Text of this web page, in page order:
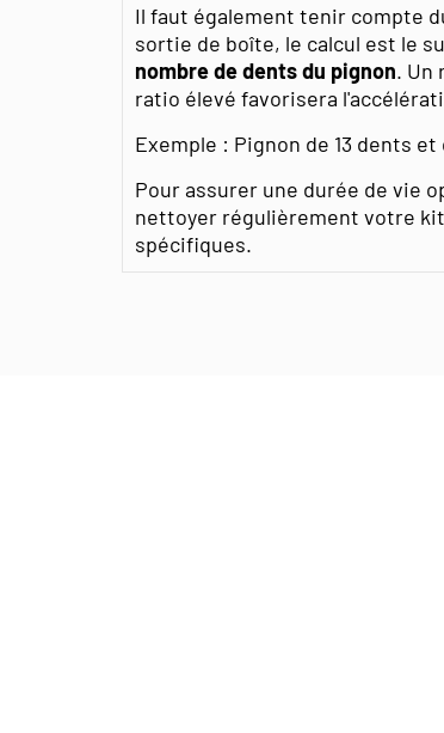
Il faut également tenir compte
sortie de boîte, le calcul est le
nombre de dents du pignon. Un
ratio élevé favorisera
Exemple : Pignon de 13 dents
Pour assurer une durée de vie
nettoyer régulièrement votre
spécifiques.